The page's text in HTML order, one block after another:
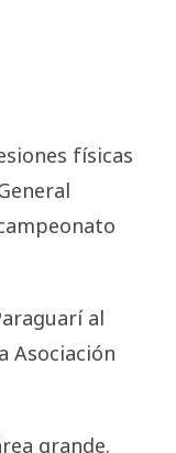
físicas
al
Asociación
grande.